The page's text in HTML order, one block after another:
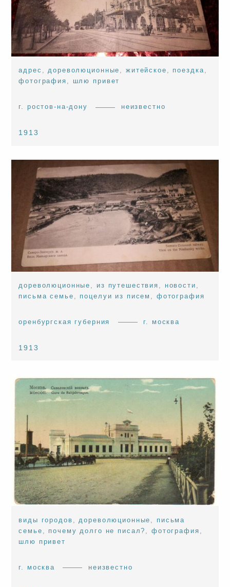
адрес ,дореволюционные , житейское , поездка,
фотография , шлю привет
г. ростов-на-дону неизвестно
1913
дореволюционные из путешествия новости
письма семье
поцелуи из писем фотография
оренбургская губерния г. москва
1913
виды городов дореволюционные
письма
семье
почему долго не писал? фотография
шлю привет
г. москва неизвестно